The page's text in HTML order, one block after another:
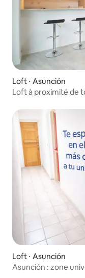
Loft ⋅ Asunción
Loft à proximité de
Loft ⋅ Asunción
Asunción : zone